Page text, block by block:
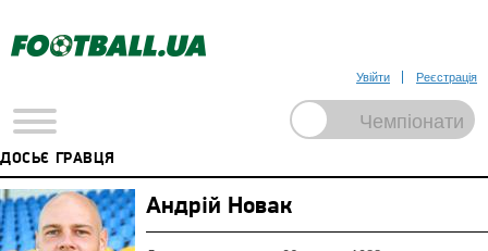
Увійти Реєстрація
ДОСЬЄ ГРАВЦЯ
Андрій Новак